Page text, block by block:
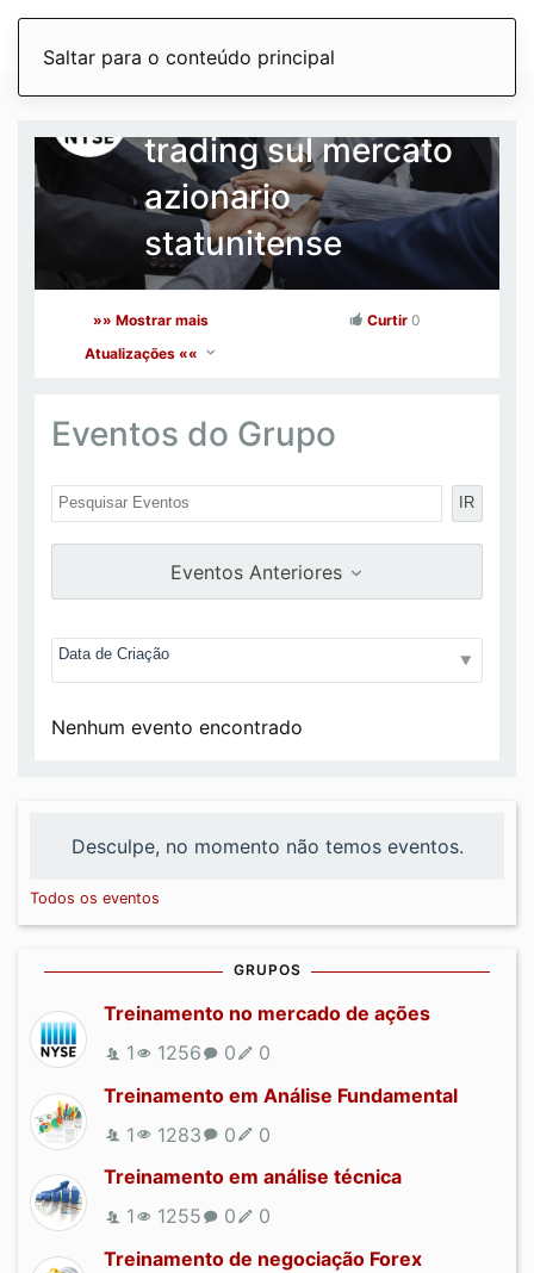
Saltar para o conteúdo principal
Formazione al
trading sul mercato
azionario
statunitense
»» Mostrar mais
Atualizações ««
Curtir 0
Eventos do Grupo
IR
Eventos Anteriores
Nenhum evento encontrado
Desculpe, no momento não temos eventos.
Todos os eventos
GRUPOS
Treinamento no mercado de ações
1
1256 0
0
Treinamento em Análise Fundamental
1
1283 0
0
Treinamento em análise técnica
1
1255 0
0
Treinamento de negociação Forex